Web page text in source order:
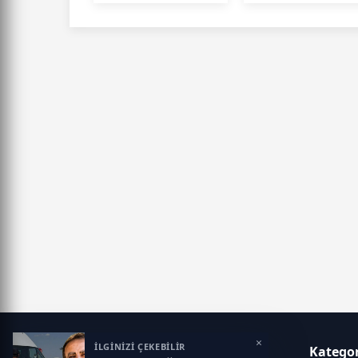
İLGİNİZİ ÇEKEBİLİR ×
Marmara Ses